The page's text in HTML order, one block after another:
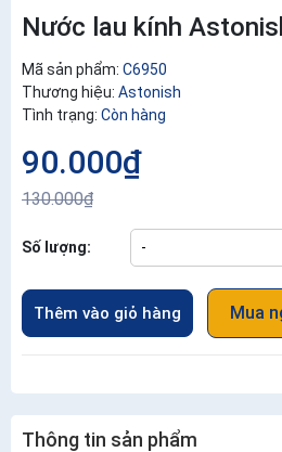
Nước lau kính
Mã sản phẩm: C6950
Thương hiệu: Astonish
Tình trạng: Còn hàng
90.000₫
130.000₫
Số lượng: -
Thêm vào giỏ hàng Mua
Thông tin sản phẩm